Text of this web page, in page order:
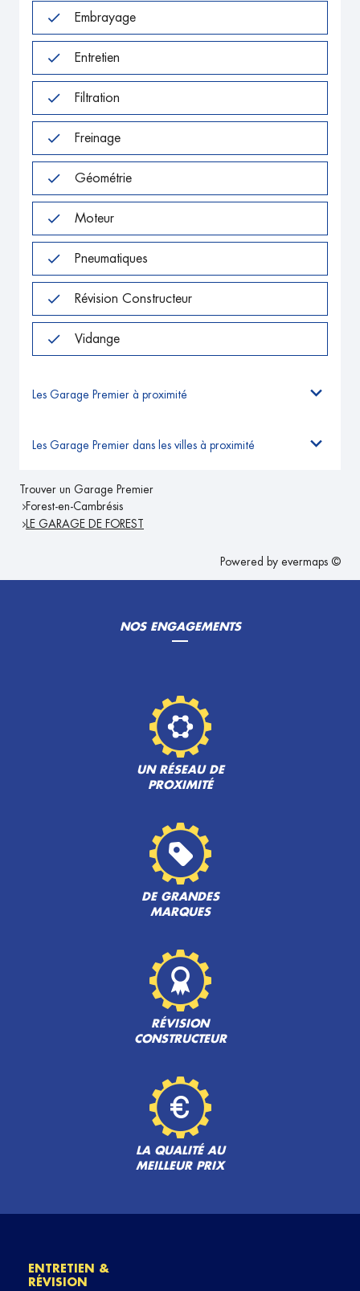
Embrayage
Entretien
Filtration
Freinage
Géométrie
Moteur
Pneumatiques
Révision Constructeur
Vidange
Les Garage Premier à proximité
Les Garage Premier dans les villes à proximité
Trouver un Garage Premier
Forest-en-Cambrésis
LE GARAGE DE FOREST
Powered by evermaps ©
NOS ENGAGEMENTS
UN RÉSEAU DE
PROXIMITÉ
DE GRANDES
MARQUES
RÉVISION
CONSTRUCTEUR
LA QUALITÉ AU
MEILLEUR PRIX
ENTRETIEN &
RÉVISION